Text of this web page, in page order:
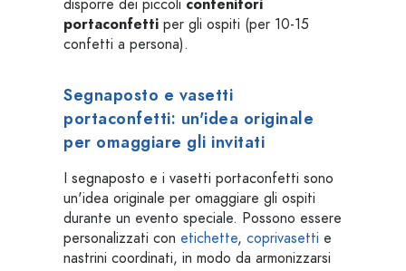
disporre dei piccoli contenitori
portaconfetti per gli ospiti (per 10-15
confetti a persona).
Segnaposto e vasetti
portaconfetti: un'idea originale
per omaggiare gli invitati
I segnaposto e i vasetti portaconfetti sono
un'idea originale per omaggiare gli ospiti
durante un evento speciale. Possono essere
personalizzati con etichette, coprivasetti e
nastrini coordinati, in modo da armonizzarsi